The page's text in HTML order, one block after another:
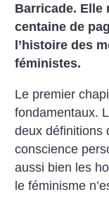
Barricade. Elle
centaine de
l’histoire des
féministes.
Le premier
fondamentaux.
deux définitions
conscience
aussi bien les
le féminisme